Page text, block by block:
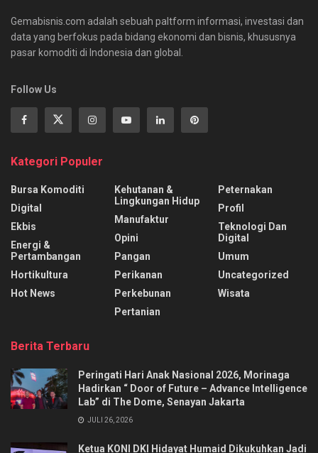
Gemabisnis.com adalah sebuah paltform informasi, investasi dan
data yang berfokus pada bidang ekonomi dan bisnis, khususnya
pasar komoditi di Indonesia dan global.
Follow Us
Kategori Populer
Bursa Komoditi
Digital
Ekbis
Energi &
Pertambangan
Hortikultura
Hot News
Kehutanan &
Lingkungan Hidup
Manufaktur
Opini
Pangan
Perikanan
Perkebunan
Pertanian
Peternakan
Profil
Teknologi Dan
Digital
Umum
Uncategorized
Wisata
Berita Terbaru
Peringati Hari Anak Nasional 2026, Morinaga
Hadirkan “ Door of Future – Advance Intelligence
Lab” di The Dome, Senayan Jakarta
JULI 26, 2026
Ketua KONI DKI Hidayat Humaid Dikukuhkan Jadi